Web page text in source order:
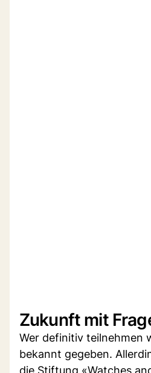
Zukunft mit
Wer definitiv teilnehmen
bekannt gegeben.
die Stiftung «Watches